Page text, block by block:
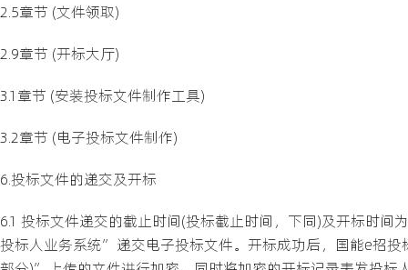
2.5章节 (文件领取)
2.9章节 (开标大厅)
3.1章节 (安装投标文件制作工具)
3.2章节 (电子投标文件制作)
6.投标文件的递交及开标
6.1 投标文件递交的截止时间(投标截止时间，下同)及开标时
投标人业务系统”递交电子投标文件。开标成功后，国能e招